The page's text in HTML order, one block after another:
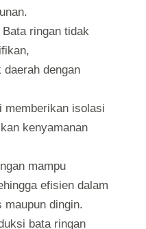
ringan tidak
dengan
memberikan isolasi
kenyamanan
mampu
efisien dalam
maupun dingin.
bata ringan